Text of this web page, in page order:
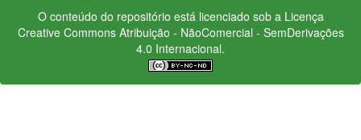
O conteúdo do repositório está licenciado sob a Licença
Creative CommonsAtribuição - NãoComercial - SemDerivações
4.0 Internacional.